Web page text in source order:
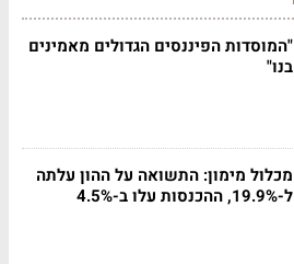
"המוסדות הפיננסים הגדולים מאמינים
בנו"
מכלול מימון: התשואה על ההון עלתה
ל-19.9%, ההכנסות עלו ב-4.5%